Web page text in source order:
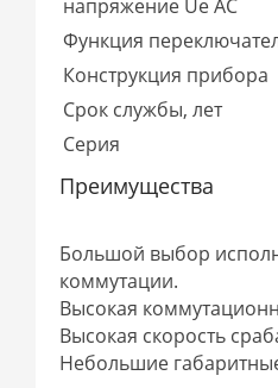
напряжение Ue AC
Функция
Конструкция прибора
Срок службы, лет
Серия
Преимущества
Большой выбор
коммутации.
Высокая
Высокая скорость
Небольшие